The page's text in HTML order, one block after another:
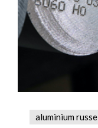
aluminium russe